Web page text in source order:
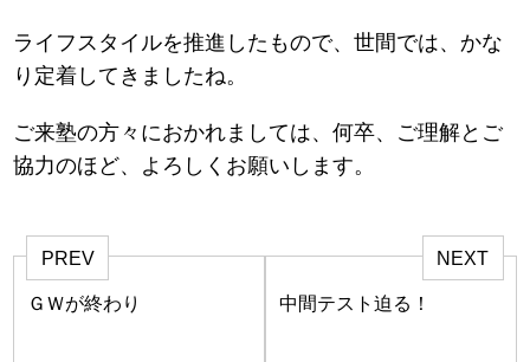
ライフスタイルを推進したもので、世間では、かな
り定着してきましたね。
ご来塾の方々におかれましては、何卒、ご理解とご
協力のほど、よろしくお願いします。
PREV
ＧＷが終わり
NEXT
中間テスト迫る！